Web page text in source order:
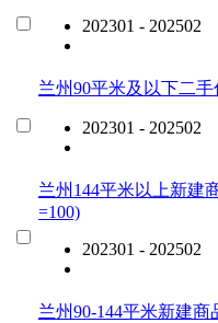
202301 - 202502
兰州90平米及以下二
202301 - 202502
兰州144平米以上新建
=100)
202301 - 202502
兰州90-144平米新建